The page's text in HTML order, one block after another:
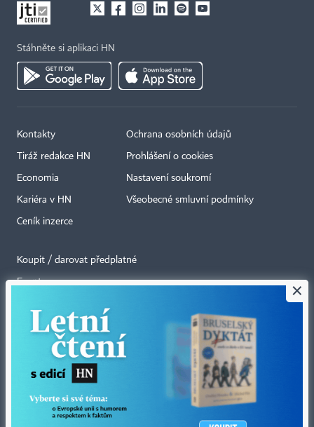
Stáhněte si aplikaci HN
Kontakty
Tiráž redakce HN
Economia
Kariéra v HN
Ceník inzerce
Ochrana osobních údajů
Prohlášení o cookies
Nastavení soukromí
Všeobecné smluvní podmínky
Koupit / darovat předplatné
Eventy
RSS kanály
Autorská práva vykonává vydavatel. Bez písemného svolení vydavatele je
zakázáno jakékoli užití částí nebo celku díla, zejména rozmnožování a šíření
jakýmkoli způsobem, mechanickým nebo elektronickým, v českém nebo
jiném jazyce. Bez souhlasu vydavatele je zakázáno též rozmnožování
×